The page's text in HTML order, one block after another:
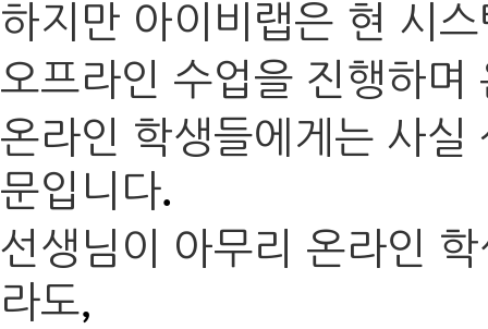
하지만 아이비랩은 현 시
오프라인 수업을 진행하며
온라인 학생들에게는 사실
문입니다.
선생님이 아무리 온라인
라도,